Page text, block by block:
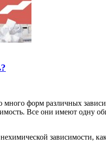
форм различных
Все они имеют одну
зависимости,